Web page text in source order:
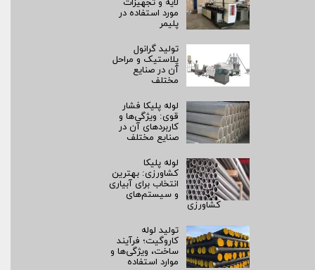
لایه و تجهیزات
مورد استفاده در
پلیمر
تولید گرانول
پلاستیک و مراحل
آن در صنایع
مختلف
لوله پلیکا فشار
قوی: ویژگی‌ها و
کاربردهای آن در
صنایع مختلف
لوله پلیکا
کشاورزی: بهترین
انتخاب برای آبیاری
و سیستم‌های
کشاورزی
تولید لوله
کاروگیت؛ فرآیند
ساخت، ویژگی‌ها و
موارد استفاده